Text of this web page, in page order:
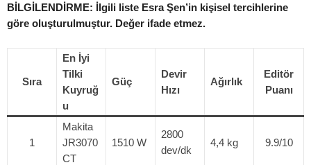
BİLGİLENDİRME: İlgili liste Esra Şen’in kişisel tercihlerine
göre oluşturulmuştur. Değer ifade etmez.
Sıra
En İyi
Tilki
Kuyruğ
u
Güç
Devir
Hızı
Ağırlık
Editör
Puanı
1
Makita
JR3070
CT
1510 W
2800
dev/dk
4,4 kg 9.9/10